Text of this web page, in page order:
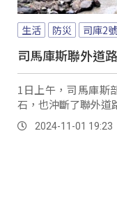
生活 防災 司庫2
司馬庫斯聯外道
1日上午，司馬庫斯
石，也沖斷了聯外道
2024-11-01 19:23